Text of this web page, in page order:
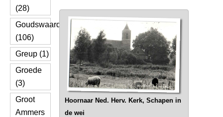
(28)
Goudswaard
(106)
Greup (1)
Groede
(3)
Groot
Ammers
Hoornaar Ned. Herv. Kerk, Schapen in
de wei